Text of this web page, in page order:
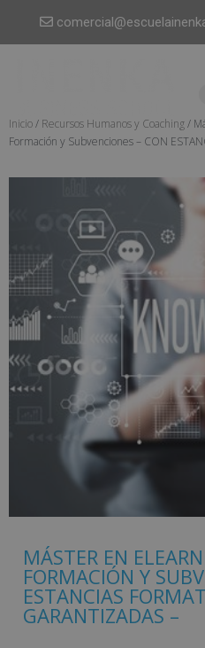
Inicio/ Recursos Humanos y Coaching/
Formación y Subvenciones – CON
MÁSTER EN
FORMACIÓN Y
ESTANCIAS
GARANTIZADAS –